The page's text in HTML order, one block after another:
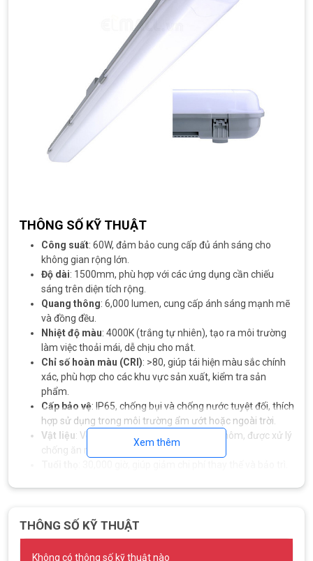
THÔNG SỐ KỸ THUẬT
Công suất: 60W, đảm bảo cung cấp đủ ánh sáng cho
không gian rộng lớn.
Độ dài: 1500mm, phù hợp với các ứng dụng cần chiếu
sáng trên diện tích rộng.
Quang thông: 6,000 lumen, cung cấp ánh sáng mạnh mẽ
và đồng đều.
Nhiệt độ màu: 4000K (trắng tự nhiên), tạo ra môi trường
làm việc thoải mái, dễ chịu cho mắt.
Chỉ số hoàn màu (CRI): >80, giúp tái hiện màu sắc chính
xác, phù hợp cho các khu vực sản xuất, kiểm tra sản
phẩm.
Cấp bảo vệ: IP65, chống bụi và chống nước tuyệt đối, thích
hợp sử dụng trong môi trường ẩm ướt hoặc ngoài trời.
Vật liệu: Vỏ đèn làm từ nhựa cao cấp và nhôm, được xử lý
chống ăn mòn, tăng cường độ bền.
Xem thêm
THÔNG SỐ KỸ THUẬT
Không có thông số kỹ thuật nào